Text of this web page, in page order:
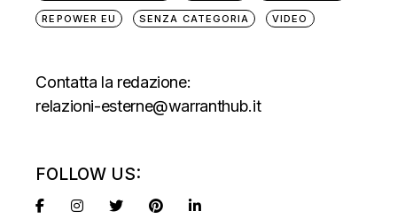
REPOWER EU SENZA CATEGORIA VIDEO
Contatta la redazione:
relazioni-esterne@warranthub.it
FOLLOW US: